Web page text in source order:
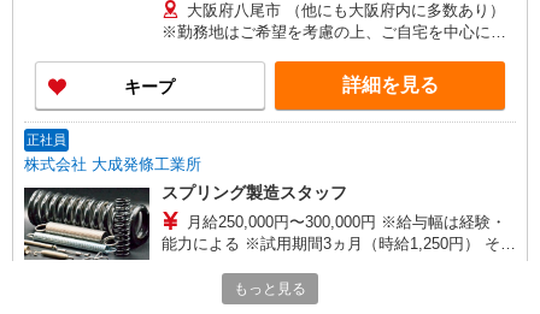
大阪府八尾市 （他にも大阪府内に多数あり）
※勤務地はご希望を考慮の上、ご自宅を中心に通
し）
キープ 詳細を見る
正社員
株式会社 大成発條工業所
スプリング製造スタッフ
月給250,000円〜300,000円 ※給与幅は経験・
能力による ※試用期間3ヵ月（時給1,250円） その
住宅手当：20,000円〜40,000円 家族手当：20,000
円〜40,000円
大阪府八尾市高砂町3丁目3-47
もっと見る